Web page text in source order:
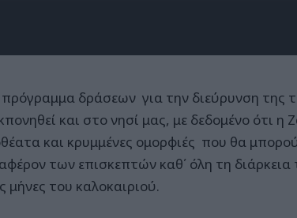
δράσεων για την διεύρυνση της
και στο νησί μας, με δεδομένο ότι η
και κρυμμένες ομορφιές που θα
των επισκεπτών καθ΄ όλη τη
μήνες του καλοκαιριού.